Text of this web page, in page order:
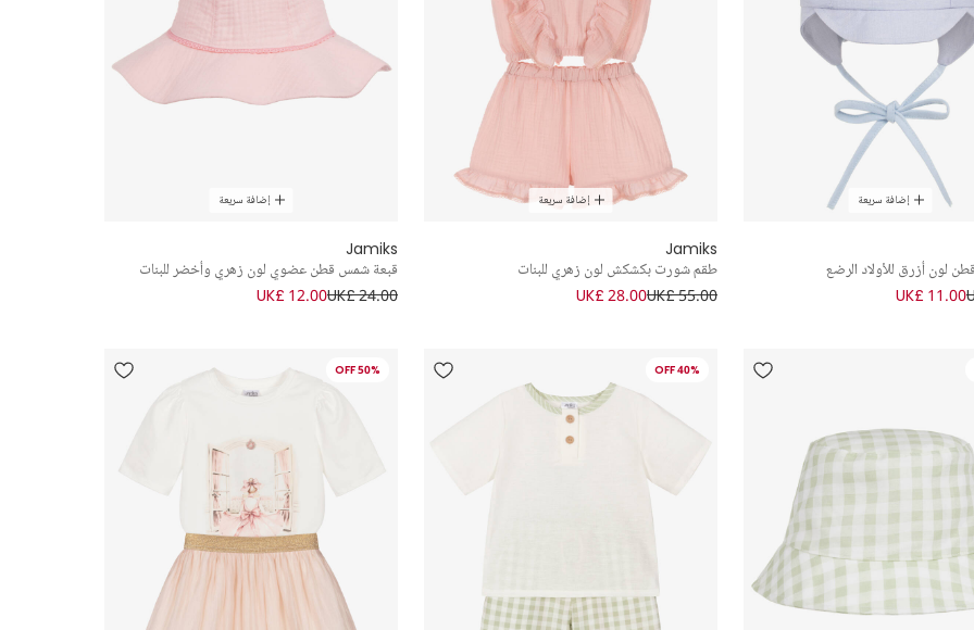
إضافة سريعة
لون أزرق للأولاد الرضع
UK£ 11.00
إضافة سريعة
Jamiks
طقم شورت بكشكش لون زهري للبنات
UK£ 55.00
UK£ 28.00
إضافة سريعة
Jamiks
قبعة شمس قطن عضوي لون زهري وأخضر للبنات
UK£ 24.00
UK£ 12.00
40% OFF
50% OFF